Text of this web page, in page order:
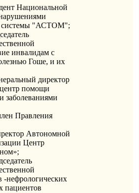
Национальной
системы "АСТОМ";
инвалидам с
Гоше, и их
директор
помощи
заболеваниями
Правления
Автономной
Центр
-нефрологических
пациентов